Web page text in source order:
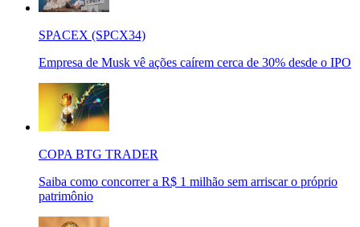
SPACEX (SPCX34)
Empresa de Musk vê ações caírem cerca de 30% desde o IPO
COPA BTG TRADER
Saiba como concorrer a R$ 1 milhão sem arriscar o próprio
patrimônio